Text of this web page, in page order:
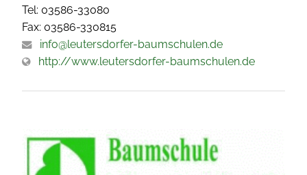
Tel: 03586-33080
Fax: 03586-330815
info@leutersdorfer-baumschulen.de
http://www.leutersdorfer-baumschulen.de